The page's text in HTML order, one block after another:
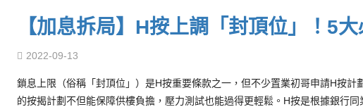
【加息拆局】H按上調「封頂位」！5
2022-09-13
鎖息上限（俗稱「封頂位」）是H按重要條款之一，但不少置業初哥申請H按
的按揭計劃不但能保障供樓負擔，壓力測試也能過得更輕鬆。H按是根據銀行